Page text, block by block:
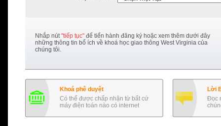
Nhắp nút"tiếp tục" để tiến hành đăng ký hoặc xem thêm dưới đây
những thông tin bổ ích về khoá học giao thông West Virginia của
chúng tôi.
Khoá phê duyệt
Có thể được chấp nhận từ bất cứ
máy điện toán nào có internet
Lời
Đọc